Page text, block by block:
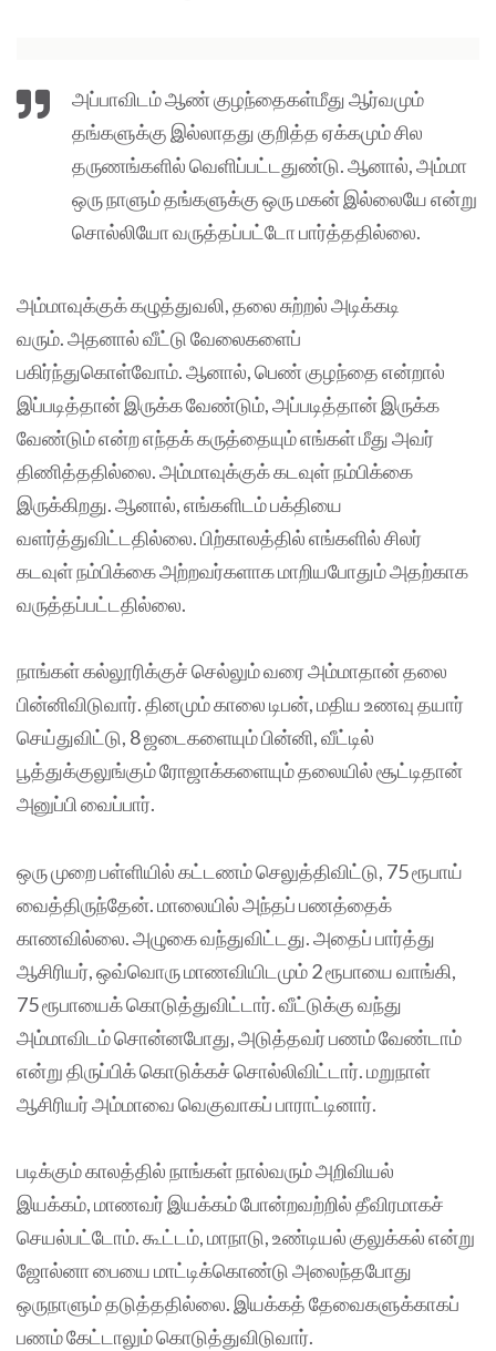
அப்பாவிடம் ஆண் குழந்தைகள்மீது ஆர்வமும்
தங்களுக்கு இல்லாதது குறித்த ஏக்கமும் சில
தருணங்களில் வெளிப்பட்டதுண்டு. ஆனால், அம்மா
ஒரு நாளும் தங்களுக்கு ஒரு மகன் இல்லையே என்று
சொல்லியோ வருத்தப்பட்டோ பார்த்ததில்லை.
அம்மாவுக்குக் கழுத்துவலி, தலை சுற்றல் அடிக்கடி
வரும். அதனால் வீட்டு வேலைகளைப்
பகிர்ந்துகொள்வோம். ஆனால், பெண் குழந்தை என்றால்
இப்படித்தான் இருக்க வேண்டும், அப்படித்தான் இருக்க
வேண்டும் என்ற எந்தக் கருத்தையும் எங்கள் மீது அவர்
திணித்ததில்லை. அம்மாவுக்குக் கடவுள் நம்பிக்கை
இருக்கிறது. ஆனால், எங்களிடம் பக்தியை
வளர்த்துவிட்டதில்லை. பிற்காலத்தில் எங்களில் சிலர்
கடவுள் நம்பிக்கை அற்றவர்களாக மாறியபோதும் அதற்காக
வருத்தப்பட்டதில்லை.
நாங்கள் கல்லூரிக்குச் செல்லும் வரை அம்மாதான் தலை
பின்னிவிடுவார். தினமும் காலை டிபன், மதிய உணவு தயார்
செய்துவிட்டு, 8 ஜடைகளையும் பின்னி, வீட்டில்
பூத்துக்குலுங்கும் ரோஜாக்களையும் தலையில் சூட்டிதான்
அனுப்பி வைப்பார்.
ஒரு முறை பள்ளியில் கட்டணம் செலுத்திவிட்டு, 75 ரூபாய்
வைத்திருந்தேன். மாலையில் அந்தப் பணத்தைக்
காணவில்லை. அழுகை வந்துவிட்டது. அதைப் பார்த்து
ஆசிரியர், ஒவ்வொரு மாணவியிடமும் 2 ரூபாயை வாங்கி,
75 ரூபாயைக் கொடுத்துவிட்டார். வீட்டுக்கு வந்து
அம்மாவிடம் சொன்னபோது, அடுத்தவர் பணம் வேண்டாம்
என்று திருப்பிக் கொடுக்கச் சொல்லிவிட்டார். மறுநாள்
ஆசிரியர் அம்மாவை வெகுவாகப் பாராட்டினார்.
படிக்கும் காலத்தில் நாங்கள் நால்வரும் அறிவியல்
இயக்கம், மாணவர் இயக்கம் போன்றவற்றில் தீவிரமாகச்
செயல்பட்டோம். கூட்டம், மாநாடு, உண்டியல் குலுக்கல் என்று
ஜோல்னா பையை மாட்டிக்கொண்டு அலைந்தபோது
ஒருநாளும் தடுத்ததில்லை. இயக்கத் தேவைகளுக்காகப்
பணம் கேட்டாலும் கொடுத்துவிடுவார்.